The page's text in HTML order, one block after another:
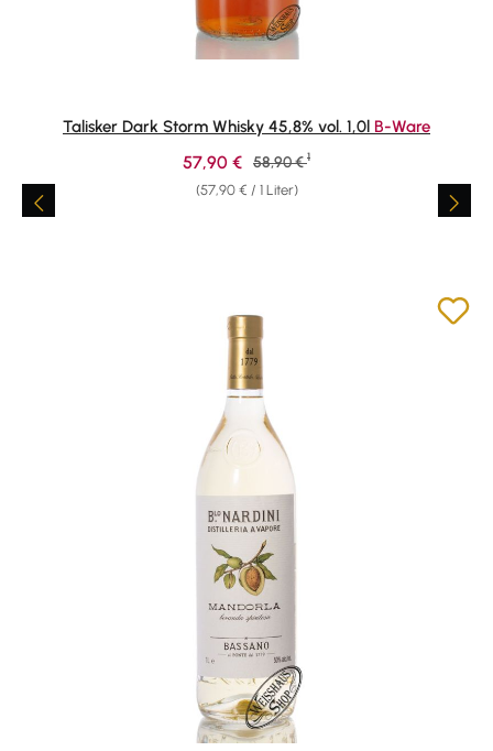
Talisker Dark Storm Whisky 45,8% vol. 1,0l B-Ware
(57,90 € / 1 Liter)
Verkaufspreis:
57,90 € Regulärer Preis:
58,90 € 1